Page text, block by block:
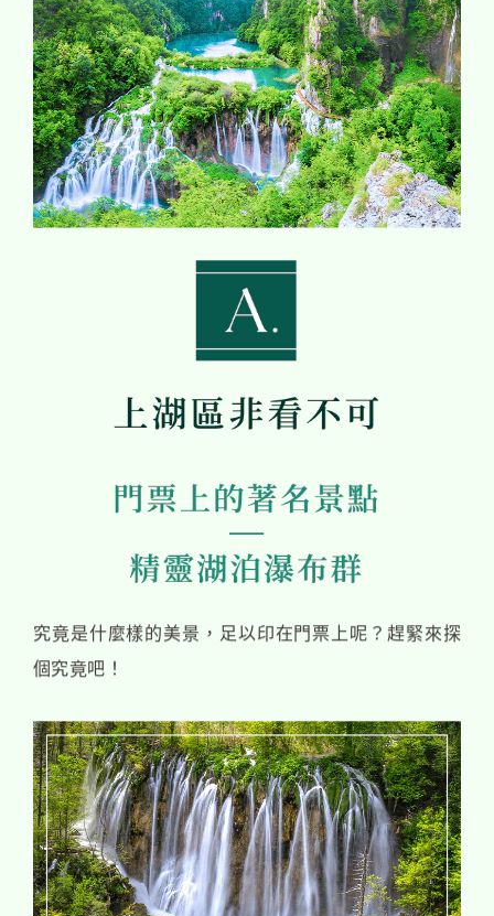
究竟是什麼樣的美景，足以印在門票上呢？趕緊來探
個究竟吧！